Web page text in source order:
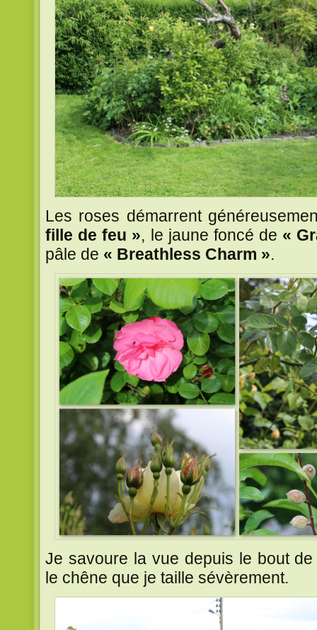
Les roses démarrent
fille de feu », le jaune foncé de «
pâle de « Breathless Charm ».
Je savoure la vue depuis le bout
le chêne que je taille sévèrement.